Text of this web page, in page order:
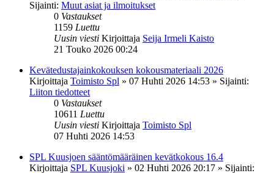
Sijainti: Muut asiat ja ilmoitukset
0 Vastaukset
1159 Luettu
Uusin viesti Kirjoittaja Seija Irmeli Kaisto
21 Touko 2026 00:24
Kevätedustajainkokouksen kokousmateriaali 2026
Kirjoittaja Toimisto Spl » 07 Huhti 2026 14:53 » Sijainti:
Liiton tiedotteet
0 Vastaukset
10611 Luettu
Uusin viesti Kirjoittaja Toimisto Spl
07 Huhti 2026 14:53
SPL Kuusjoen sääntömääräinen kevätkokous 16.4
Kirjoittaja SPL Kuusjoki » 02 Huhti 2026 20:17 » Sijainti: